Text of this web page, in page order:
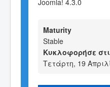
Joomla! 4.3.0
Maturity
Stable
Κυκλοφορήσε
Τετάρτη, 19